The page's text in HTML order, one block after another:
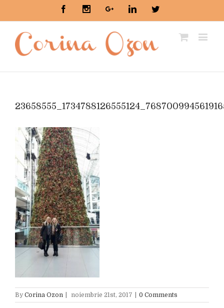
FacebookInstagramGoogle+LinkedinTwitter
By Corina Ozon noiembrie 21st, 2017 0 Comments